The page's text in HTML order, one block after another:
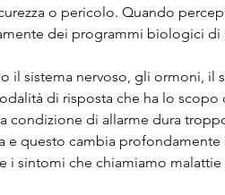
o pericolo. Quando
dei programmi biologici di
il sistema nervoso, gli ormoni, il
di risposta che ha lo scopo
condizione di allarme dura
e questo cambia
i sintomi che chiamiamo malattie